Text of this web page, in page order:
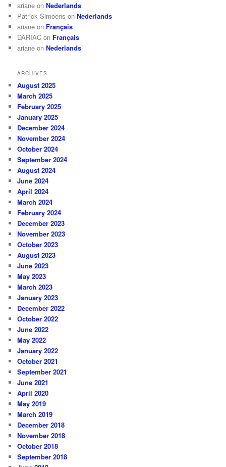
ariane onNederlands
Patrick Simoens onNederlands
ariane on Français
DARIAC on Français
ariane onNederlands
ARCHIVES
August 2025
March 2025
February 2025
January 2025
December 2024
November 2024
October 2024
September 2024
August 2024
June 2024
April 2024
March 2024
February 2024
December 2023
November 2023
October 2023
August 2023
June 2023
May 2023
March 2023
January 2023
December 2022
October 2022
June 2022
May 2022
January 2022
October 2021
September 2021
June 2021
April 2020
May 2019
March 2019
December 2018
November 2018
October 2018
September 2018